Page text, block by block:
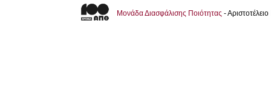
Μονάδα Διασφάλισης Ποιότητας -